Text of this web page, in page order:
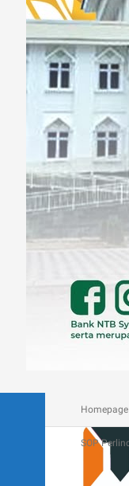
SOP